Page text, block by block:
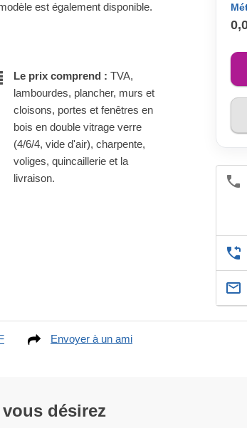
est également disponible.
Le prix comprend : TVA,
lambourdes, plancher, murs et
cloisons, portes et fenêtres en
bois en double vitrage verre
(4/6/4, vide d'air), charpente,
voliges, quincaillerie et la
livraison.
Envoyer à un ami
désirez